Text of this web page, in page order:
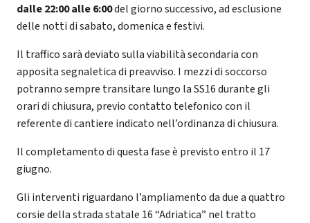
dalle 22:00 alle 6:00del giorno successivo, ad esclusione
delle notti di sabato, domenica e festivi.
Il traffico sarà deviato sulla viabilità secondaria con
apposita segnaletica di preavviso. I mezzi di soccorso
potranno sempre transitare lungo la SS16 durante gli
orari di chiusura, previo contatto telefonico con il
referente di cantiere indicato nell’ordinanza di chiusura.
Il completamento di questa fase è previsto entro il 17
giugno.
Gli interventi riguardano l’ampliamento da due a quattro
corsie della strada statale 16 “Adriatica” nel tratto